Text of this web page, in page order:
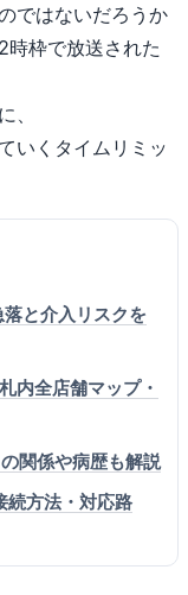
ではないだろうか
枠で放送された
、
いくタイムリミッ
と介入リスクを
内全店舗マップ・
関係や病歴も解説
続方法・対応路